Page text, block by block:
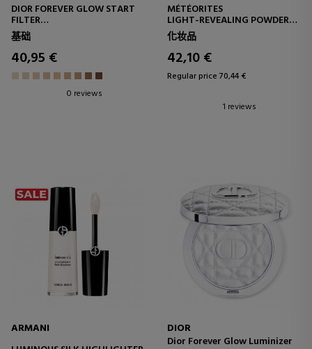
DIOR FOREVER GLOW START
FILTER
COMPLEXION SUBLIMATING
AND ILLUMINATING FLUID
基础
40,95 €
0 reviews
MÉTÉORITES
LIGHT-REVEALING POWDER
PEARLS
化妆品
42,10 €
Regular price 70,44 €
1 reviews
ARMANI
DIOR
Dior Forever Glow Luminizer